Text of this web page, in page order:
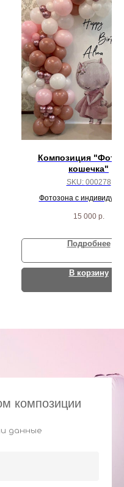
Композиция
кошечка"
SKU: 000278
Фотозона с
15 000 р.
Подробнее
В корзину
композиции
данные